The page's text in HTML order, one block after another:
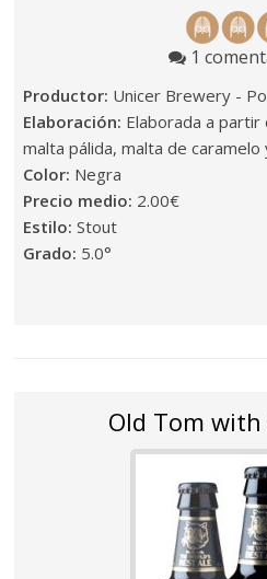
1
Productor: Unicer Brewery -
Elaboración: Elaborada a partir
malta pálida, malta de
Color: Negra
Precio medio: 2.00€
Estilo: Stout
Grado: 5.0°
Old Tom